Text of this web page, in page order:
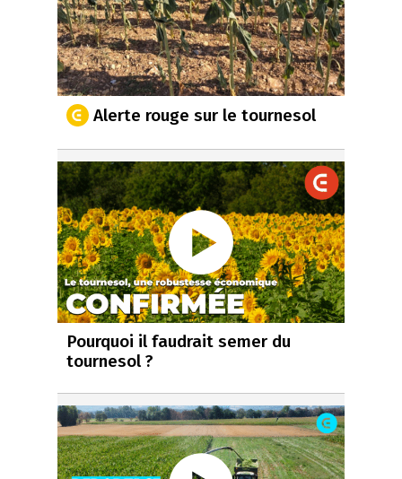
Alerte rouge sur le tournesol
Pourquoi il faudrait semer du
tournesol ?